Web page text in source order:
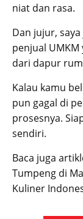
niat dan rasa.
Dan jujur,
penjual
dari dapur
Kalau kamu
pun gagal di
prosesnya.
sendiri.
Baca juga
Tumpeng di
Kuliner